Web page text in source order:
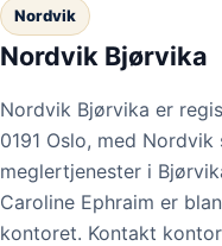
Nordvik
Nordvik Bjørvika
Nordvik Bjørvika er
0191 Oslo, med
meglertjenester i
Caroline Ephraim er
kontoret. Kontakt